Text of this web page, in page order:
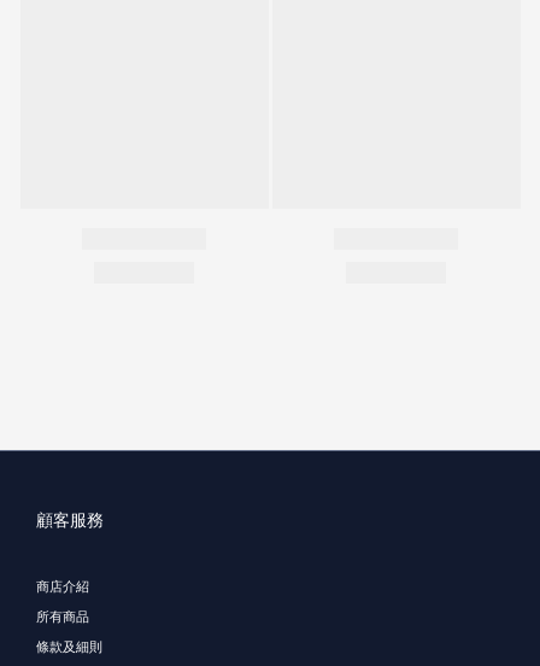
顧客服務
商店介紹
所有商品
條款及細則